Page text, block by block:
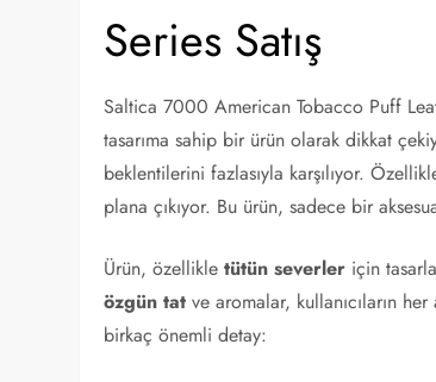
Series Satış
Saltica 7000 American Tobacco Puff
tasarıma sahip bir ürün olarak dikkat
beklentilerini fazlasıyla karşılıyor.
plana çıkıyor. Bu ürün, sadece bir
Ürün, özellikletütün severler için
özgün tat ve aromalar, kullanıcıların
birkaç önemli detay: